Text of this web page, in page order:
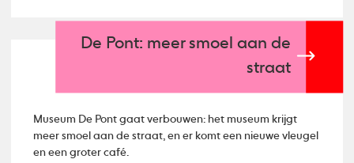
De Pont: meer smoel aan de
straat
Museum De Pont gaat verbouwen: het museum krijgt
meer smoel aan de straat, en er komt een nieuwe vleugel
en een groter café.